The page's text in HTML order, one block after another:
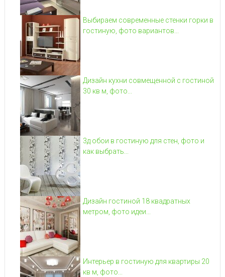
Выбираем современные стенки горки в
гостиную, фото вариантов...
Дизайн кухни совмещенной с гостиной
30 кв м, фото...
3д обои в гостиную для стен, фото и
как выбрать...
Дизайн гостиной 18 квадратных
метром, фото идеи...
Интерьер в гостиную для квартиры 20
кв м, фото...